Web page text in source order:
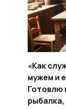
«Как
мужем и
Готовлю